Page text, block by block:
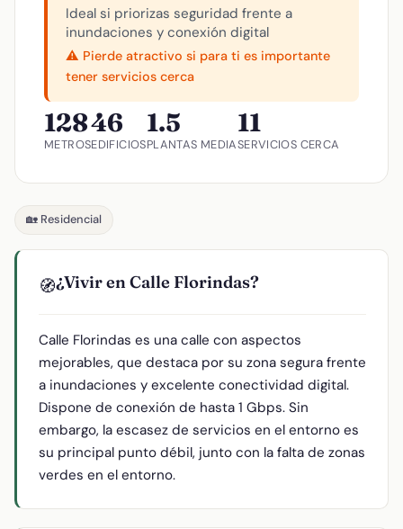
Ideal si priorizas seguridad frente a
inundaciones y conexión digital
⚠️ Pierde atractivo si para ti es importante
tener servicios cerca
128
METROS
46
EDIFICIOS
1.5
PLANTAS MEDIA
11
SERVICIOS CERCA
🏡 Residencial
🧭¿Vivir en Calle Florindas?
Calle Florindas es una calle con aspectos
mejorables, que destaca por su zona segura frente
a inundaciones y excelente conectividad digital.
Dispone de conexión de hasta 1 Gbps. Sin
embargo, la escasez de servicios en el entorno es
su principal punto débil, junto con la falta de zonas
verdes en el entorno.